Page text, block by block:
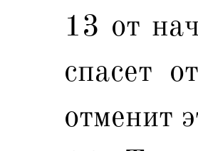
13 от
спасет
отменит